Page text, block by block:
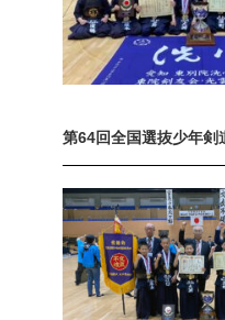
第64回全国選抜少年剣